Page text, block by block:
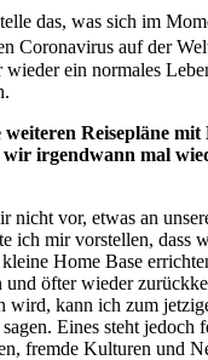
das, was sich im
Coronavirus auf der
wieder ein normales
weiteren Reisepläne mit
wir irgendwann mal
nicht vor, etwas an
ich mir vorstellen, dass
kleine Home Base
und öfter wieder
wird, kann ich zum
Eines steht jedoch
fremde Kulturen und